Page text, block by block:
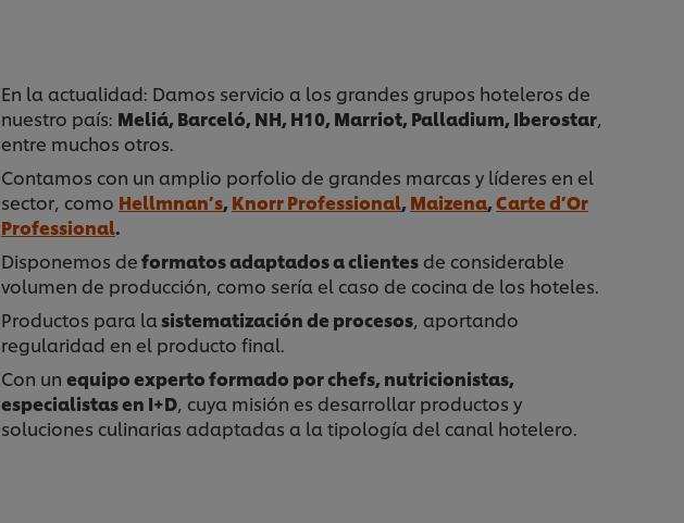
En la actualidad: Damos servicio a los grandes grupos hoteleros de
nuestro país: Meliá, Barceló, NH, H10, Marriot, Palladium, Iberostar,
entre muchos otros.
Contamos con un amplio porfolio de grandes marcas y líderes en el
sector, como Hellmnan’s,Knorr Professional,Maizena,Carte d’Or
Professional.
Disponemos deformatos adaptados a clientes de considerable
volumen de producción, como sería el caso de cocina de los hoteles.
Productos para lasistematización de procesos, aportando
regularidad en el producto final.
Con un equipo experto formado por chefs, nutricionistas,
especialistas en I+D, cuya misión es desarrollar productos y
soluciones culinarias adaptadas a la tipología del canal hotelero.